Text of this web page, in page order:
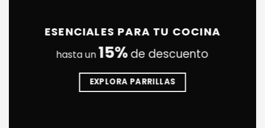
ESENCIALES PARA TU COCINA
hasta un 15%de descuento
EXPLORA PARRILLAS